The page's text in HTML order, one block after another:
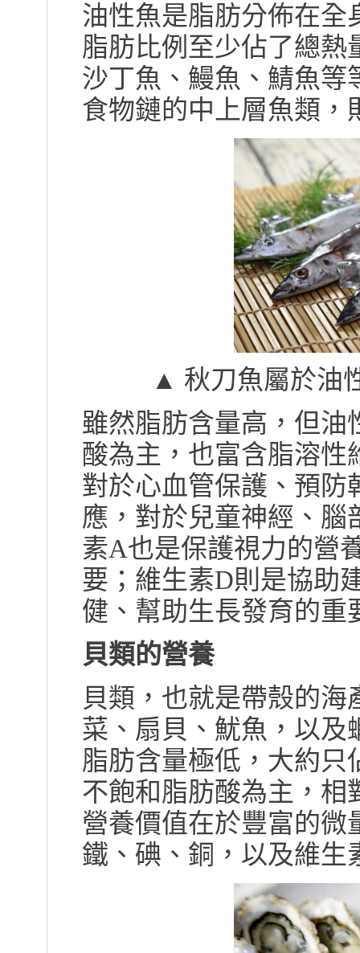
油性魚是脂肪分佈在全
脂肪比例至少佔了總熱
沙丁魚、鰻魚、鯖魚等
食物鏈的中上層魚類，
▲ 秋刀魚屬於油
雖然脂肪含量高，但油
酸為主，也富含脂溶性
對於心血管保護、預防
應，對於兒童神經、腦
素A也是保護視力的營
要；維生素D則是協助
健、幫助生長發育的重
貝類的營養
貝類，也就是帶殼的
菜、扇貝、魷魚，以及
脂肪含量極低，大約只
不飽和脂肪酸為主，相
營養價值在於豐富的微
鐵、碘、銅，以及維生